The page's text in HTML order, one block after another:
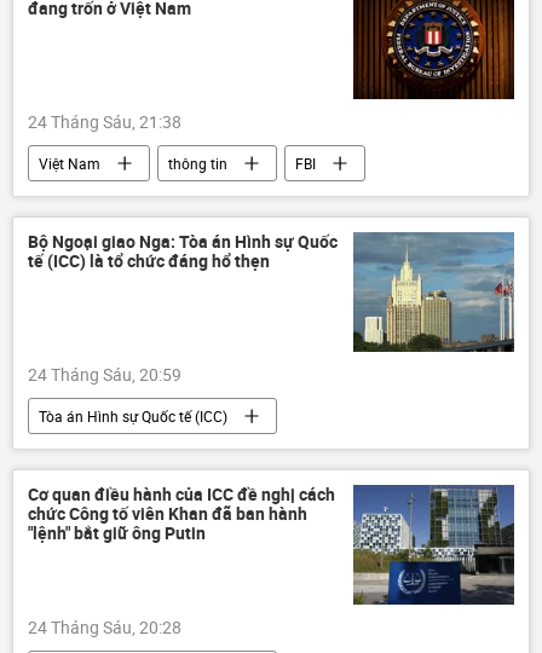
Petrovietnam
đang trốn ở Việt Nam
24 Tháng Sáu, 21:38
Việt Nam thông tin
FBI
lừa đảo
Hoa Kỳ
Xã hội
Pháp luật
Bộ Ngoại giao Nga: Tòa án Hình sự Quốc
tế (ICC) là tổ chức đáng hổ thẹn
24 Tháng Sáu, 20:59
Tòa án Hình sự Quốc tế (ICC)
Bộ Ngoại giao Nga
Nga
Thế giới
phương Tây
Cơ quan điều hành của ICC đề nghị cách
chức Công tố viên Khan đã ban hành
"lệnh" bắt giữ ông Putin
24 Tháng Sáu, 20:28